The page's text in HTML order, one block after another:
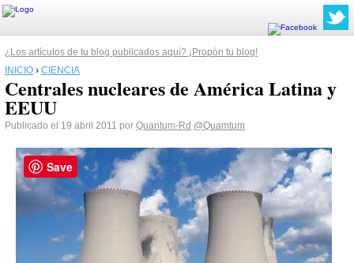
¿Los artículos de tu blog publicados aquí? ¡Propón tu blog!
INICIO › CIENCIA
Centrales nucleares de América Latina y
EEUU
Publicado el 19 abril 2011 por Quantum-Rd @Quamtum
Save